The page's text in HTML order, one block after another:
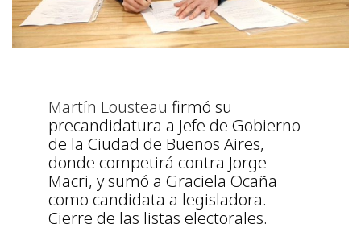
Martín Lousteau firmó su
precandidatura a Jefe de Gobierno
de la Ciudad de Buenos Aires,
donde competirá contra Jorge
Macri, y sumó a Graciela Ocaña
como candidata a legisladora.
Cierre de las listas electorales.